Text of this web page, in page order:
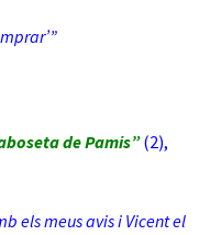
de Pamis”(2),
els meus avis i Vicent el